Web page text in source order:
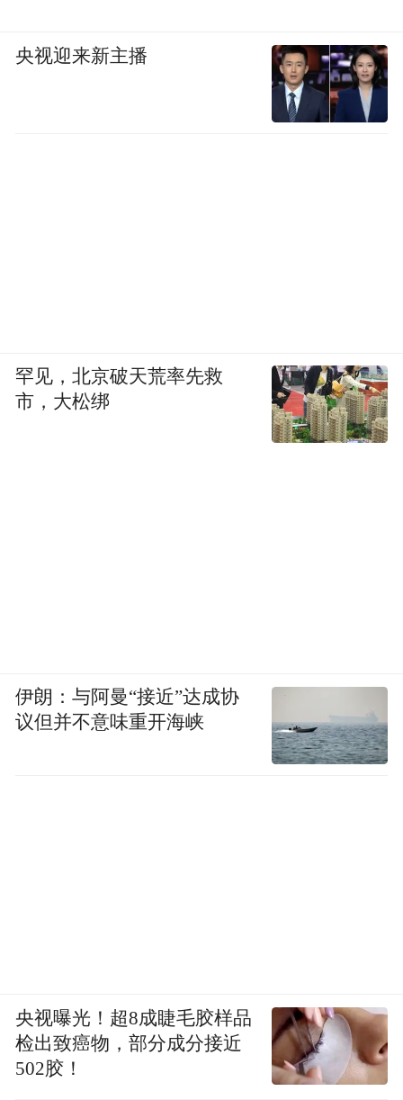
央视迎来新主播
罕见，北京破天荒率先救
市，大松绑
伊朗：与阿曼“接近”达成协
议但并不意味重开海峡
央视曝光！超8成睫毛胶样品
检出致癌物，部分成分接近
502胶！